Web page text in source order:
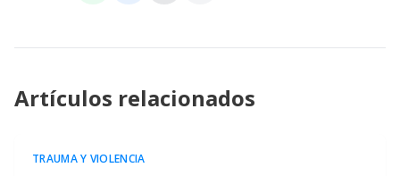
Artículos relacionados
TRAUMA Y VIOLENCIA